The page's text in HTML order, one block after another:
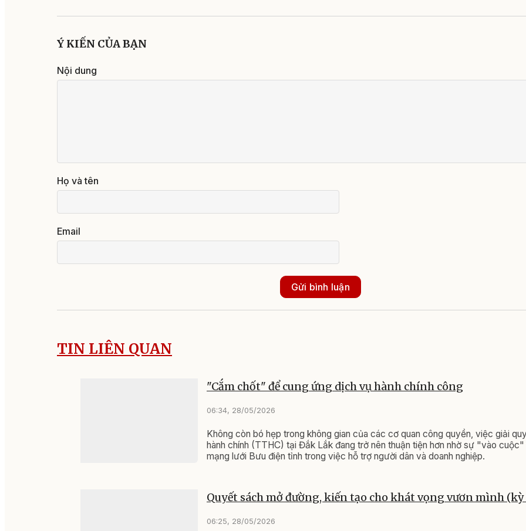
Ý KIẾN CỦA BẠN
Nội dung
Họ và tên
Email
Gửi bình luận
TIN LIÊN QUAN
"Cắm chốt" để cung ứng dịch vụ hành chính công
06:34, 28/05/2026
Không còn bó hẹp trong không gian của các cơ quan công quyền, việc giải
hành chính (TTHC) tại Đắk Lắk đang trở nên thuận tiện hơn nhờ sự "vào
mạng lưới Bưu điện tỉnh trong việc hỗ trợ người dân và doanh nghiệp.
Quyết sách mở đường, kiến tạo cho khát vọng vươn mình
06:25, 28/05/2026